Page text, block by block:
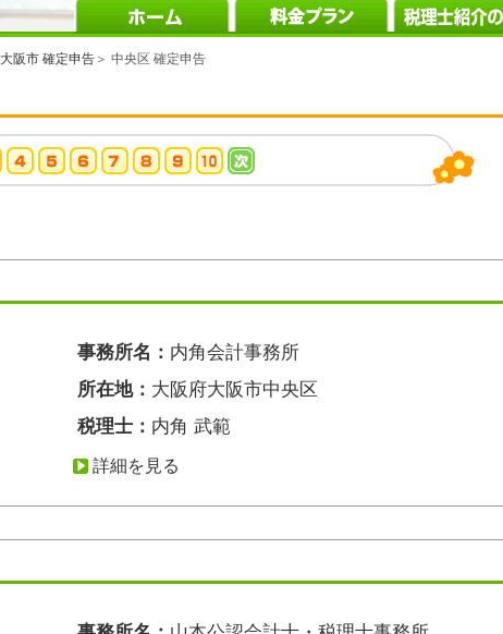
大阪市 確定申告 ＞ 中央区 確定申告
事務所名： 内角会計事務所
所在地： 大阪府大阪市中央区
税理士： 内角 武範
詳細を見る